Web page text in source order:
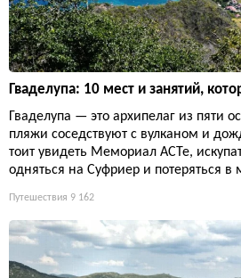
Гваделупа: 10 мест и занятий,
Гваделупа — это архипелаг из пяти
пляжи соседствуют с вулканом и
тоит увидеть Мемориал ACTe,
одняться на Суфриер и потеряться в
Путешествия 9 162